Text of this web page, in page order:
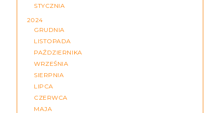
STYCZNIA
2024
GRUDNIA
LISTOPADA
PAŹDZIERNIKA
WRZEŚNIA
SIERPNIA
LIPCA
CZERWCA
MAJA